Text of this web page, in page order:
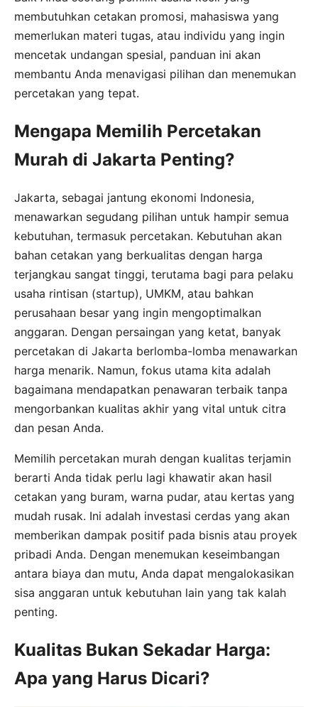
membutuhkan cetakan promosi, mahasiswa yang
memerlukan materi tugas, atau individu yang ingin
mencetak undangan spesial, panduan ini akan
membantu Anda menavigasi pilihan dan menemukan
percetakan yang tepat.
Mengapa Memilih Percetakan
Murah di Jakarta Penting?
Jakarta, sebagai jantung ekonomi Indonesia,
menawarkan segudang pilihan untuk hampir semua
kebutuhan, termasuk percetakan. Kebutuhan akan
bahan cetakan yang berkualitas dengan harga
terjangkau sangat tinggi, terutama bagi para pelaku
usaha rintisan (startup), UMKM, atau bahkan
perusahaan besar yang ingin mengoptimalkan
anggaran. Dengan persaingan yang ketat, banyak
percetakan di Jakarta berlomba-lomba menawarkan
harga menarik. Namun, fokus utama kita adalah
bagaimana mendapatkan penawaran terbaik tanpa
mengorbankan kualitas akhir yang vital untuk citra
dan pesan Anda.
Memilih percetakan murah dengan kualitas terjamin
berarti Anda tidak perlu lagi khawatir akan hasil
cetakan yang buram, warna pudar, atau kertas yang
mudah rusak. Ini adalah investasi cerdas yang akan
memberikan dampak positif pada bisnis atau proyek
pribadi Anda. Dengan menemukan keseimbangan
antara biaya dan mutu, Anda dapat mengalokasikan
sisa anggaran untuk kebutuhan lain yang tak kalah
penting.
Kualitas Bukan Sekadar Harga:
Apa yang Harus Dicari?